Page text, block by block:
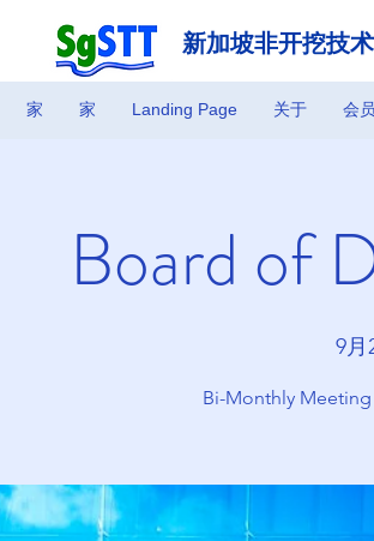
新加坡非开挖技
家 家 Landing Page 关于 会
Board of
9月
Bi-Monthly